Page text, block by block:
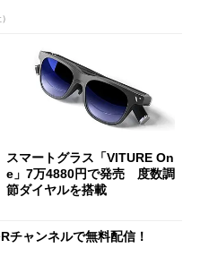
スマートグラス「VITURE On
e」7万4880円で発売 度数調
節ダイヤルを搭載
チャンネルで無料配信！